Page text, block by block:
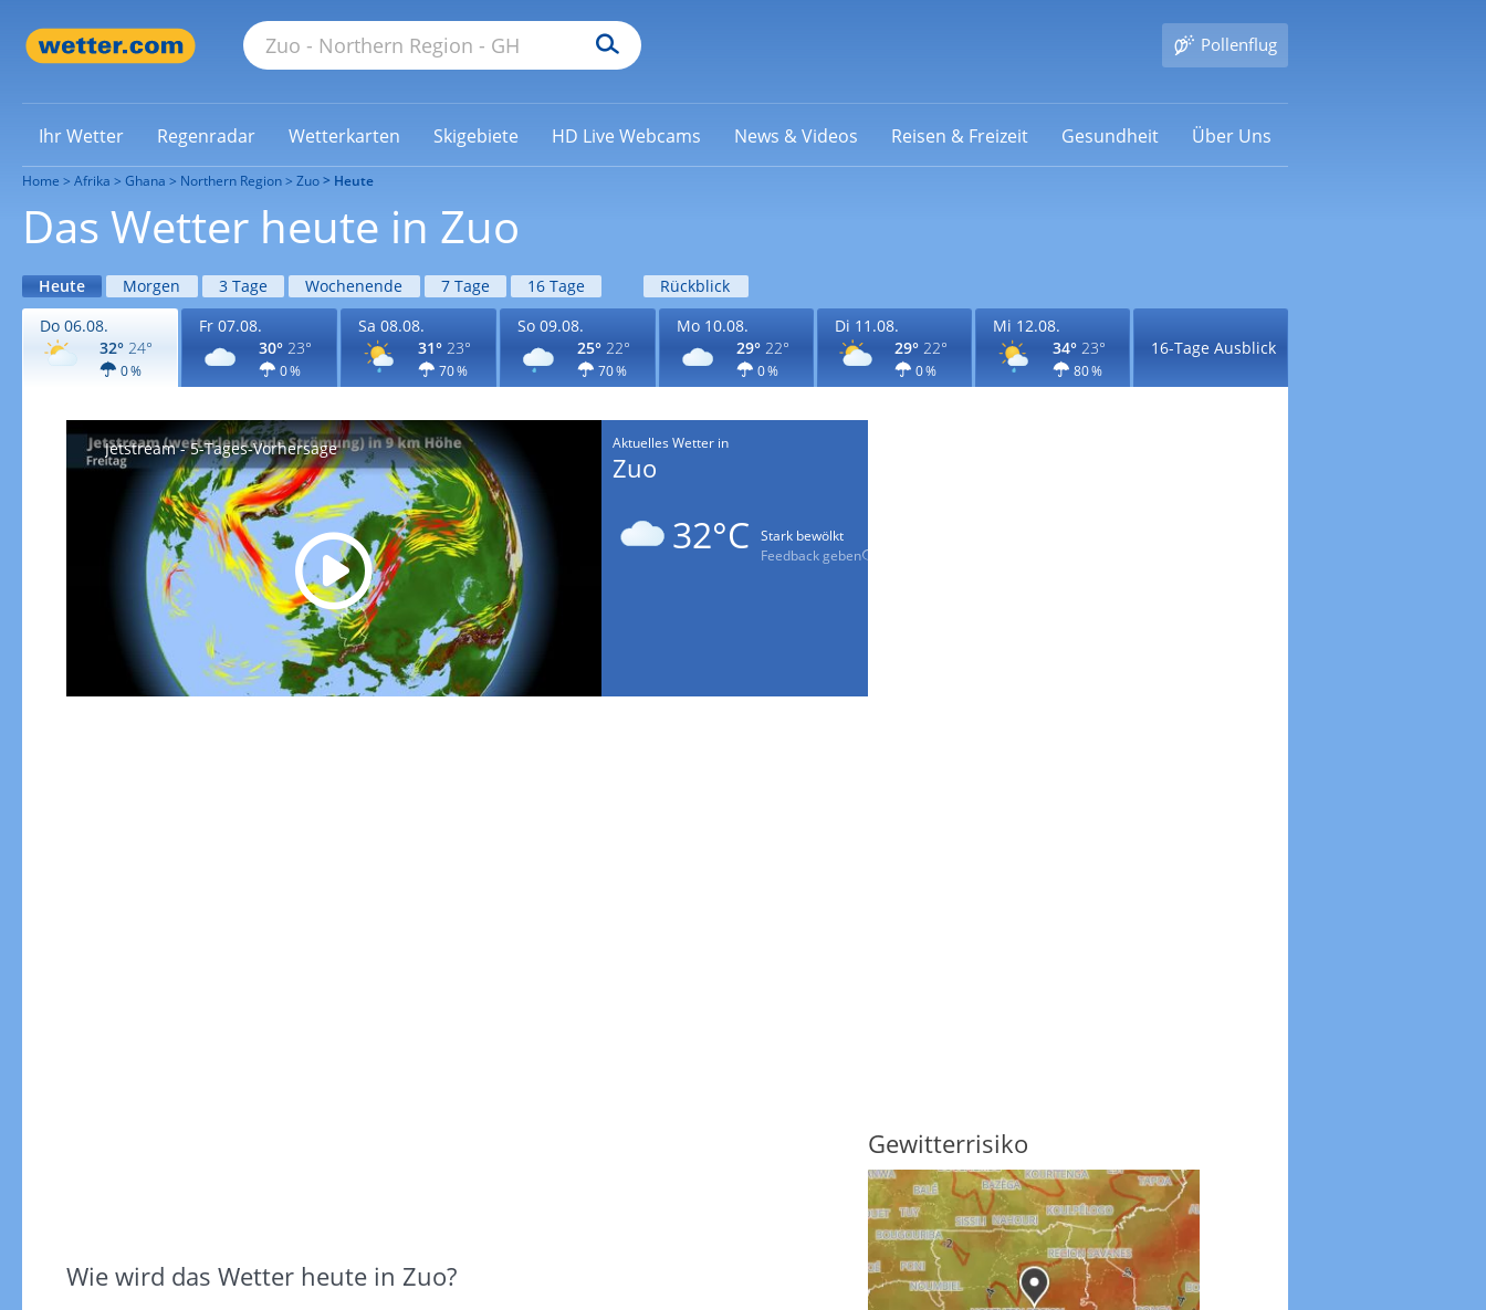
Pollenflug
Ihr Wetter Regenradar Wetterkarten Skigebiete HD Live Webcams News & Videos Reisen & Freizeit Gesundheit Über Uns
Home Afrika Ghana Northern Region Zuo Heute
Das Wetter heute in Zuo
Heute Morgen 3 Tage Wochenende 7 Tage 16 Tage
Rückblick
Do 06.08.
32° 24°
0 %
Fr 07.08.
30° 23°
0 %
Sa 08.08.
31° 23°
70 %
So 09.08.
25° 22°
70 %
Mo 10.08.
29° 22°
0 %
Di 11.08.
29° 22°
0 %
Mi 12.08.
34° 23°
80 %
16-Tage Ausblick
Jetstream - 5-Tages-Vorhersage Aktuelles Wetter in
Zuo
32°C
Stark bewölkt
Feedback geben
Wie wird das Wetter heute in Zuo?
Gewitterrisiko